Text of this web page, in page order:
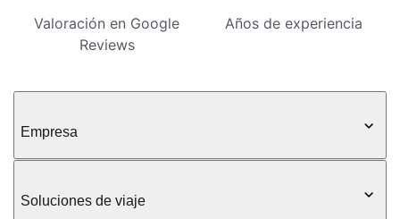
Valoración en Google
Reviews
Años de experiencia
Empresa
Soluciones de viaje